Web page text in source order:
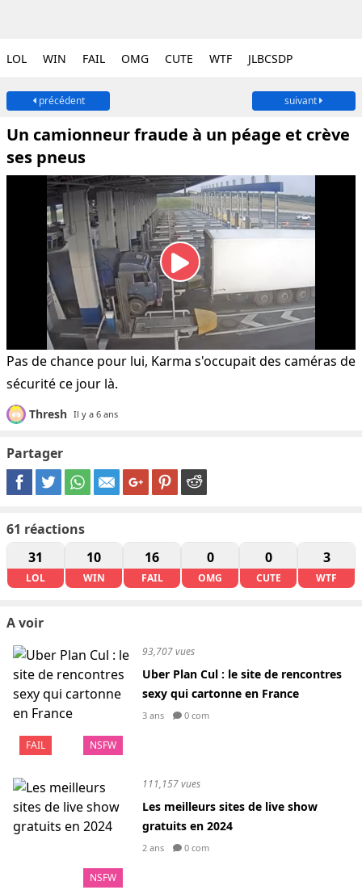
LOL WIN FAIL OMG CUTE WTF JLBCSDP
précédent suivant
Un camionneur fraude à un péage et crève
ses pneus
Pas de chance pour lui, Karma s'occupait des caméras de
sécurité ce jour là.
Thresh Il y a 6 ans
Partager
61 réactions
31
LOL
10
WIN
16
FAIL
0
OMG
0
CUTE
3
WTF
A voir
FAIL NSFW
93,707 vues
Uber Plan Cul : le site de rencontres
sexy qui cartonne en France
3 ans 0 com
NSFW
111,157 vues
Les meilleurs sites de live show
gratuits en 2024
2 ans 0 com